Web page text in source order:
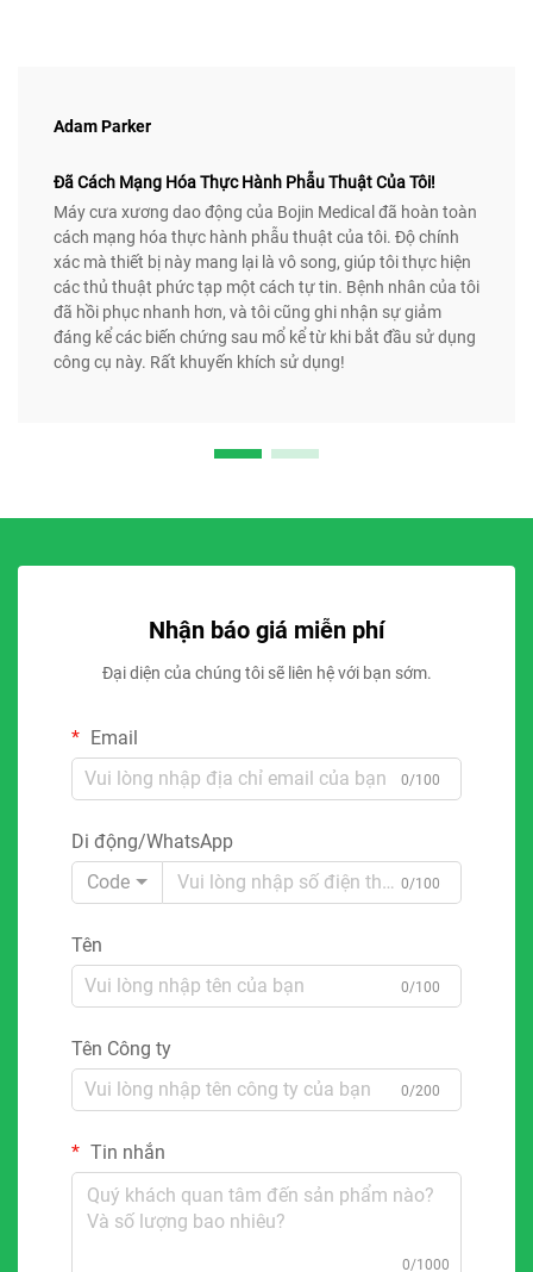
Adam Parker
Đã Cách Mạng Hóa Thực Hành Phẫu Thuật Của Tôi!
Máy cưa xương dao động của Bojin Medical đã hoàn toàn
cách mạng hóa thực hành phẫu thuật của tôi. Độ chính
xác mà thiết bị này mang lại là vô song, giúp tôi thực hiện
các thủ thuật phức tạp một cách tự tin. Bệnh nhân của tôi
đã hồi phục nhanh hơn, và tôi cũng ghi nhận sự giảm
đáng kể các biến chứng sau mổ kể từ khi bắt đầu sử dụng
công cụ này. Rất khuyến khích sử dụng!
Nhận báo giá miễn phí
Đại diện của chúng tôi sẽ liên hệ với bạn sớm.
Email
0/100
Di động/WhatsApp
Code
0/100
Tên
0/100
Tên Công ty
0/200
Tin nhắn
0/1000